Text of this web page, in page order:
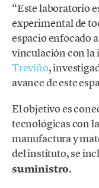
“Este laboratorio
experimental de
espacio enfocado
vinculación con la
Treviño,
avance de este
El objetivo es
tecnológicas con
manufactura y
del instituto, se
suministro.